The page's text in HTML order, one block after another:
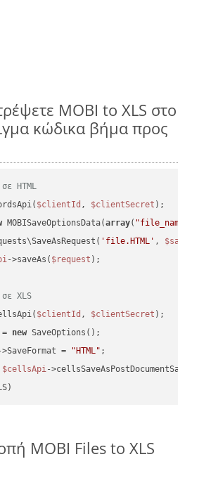
MOBI to XLS στο
κώδικα βήμα προς
HTML
$clientId , $clientSecret
MOBISaveOptionsData(array( "file_name"
'file.HTML' ,
->saveAs( $request );
XLS
$clientId , $clientSecret
= new
>SaveFormat = "HTML"
$cellsApi-
MOBI Files to XLS